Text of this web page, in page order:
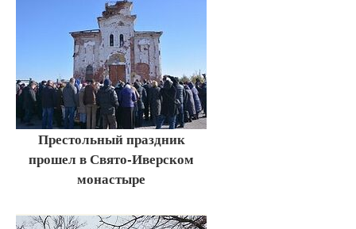
Престольный праздник
прошел в Свято-Иверском
монастыре